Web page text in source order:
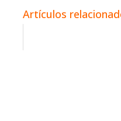
Artículos